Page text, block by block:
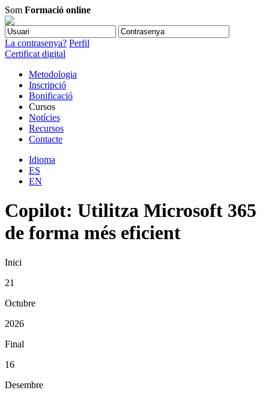
Som Formació online
La contrasenya? Perfil
Certificat digital
Metodologia
Inscripció
Bonificació
Cursos
Notícies
Recursos
Contacte
Idioma
ES
EN
Copilot: Utilitza Microsoft 365
de forma més eficient
Inici
21
Octubre
2026
Final
16
Desembre